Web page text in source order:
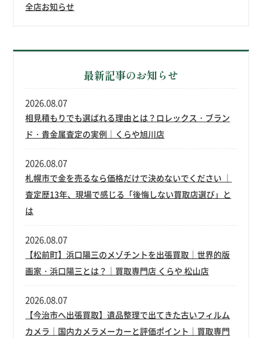
全店お知らせ
最新記事のお知らせ
相見積もりでも選ばれる理由とは？ロレックス・ブラン
ド・貴金属査定の実例｜くらや旭川店
2026.08.07
札幌市で金を売るなら価格だけで決めないでください ｜
査定歴13年、現場で感じる「後悔しない買取店選び」と
は
2026.08.07
【松前町】浜口陽三のメゾチントを出張買取｜世界的版
画家・浜口陽三とは？｜買取専門店 くらや 松山店
2026.08.07
【今治市へ出張買取】遺品整理で出てきた古いフィルム
カメラ｜国内カメラメーカーと評価ポイント｜買取専門
2026.08.07